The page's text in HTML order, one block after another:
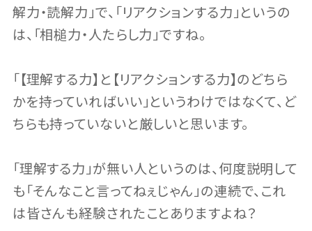
解力・読解力」で、「リアクションする力」というの
は、「相槌力・人たらし力」ですね。
「【理解する力】と【リアクションする力】のどちら
かを持っていればいい」というわけではなくて、ど
ちらも持っていないと厳しいと思います。
「理解する力」が無い人というのは、何度説明して
も「そんなこと言ってねぇじゃん」の連続で、これ
は皆さんも経験されたことありますよね？